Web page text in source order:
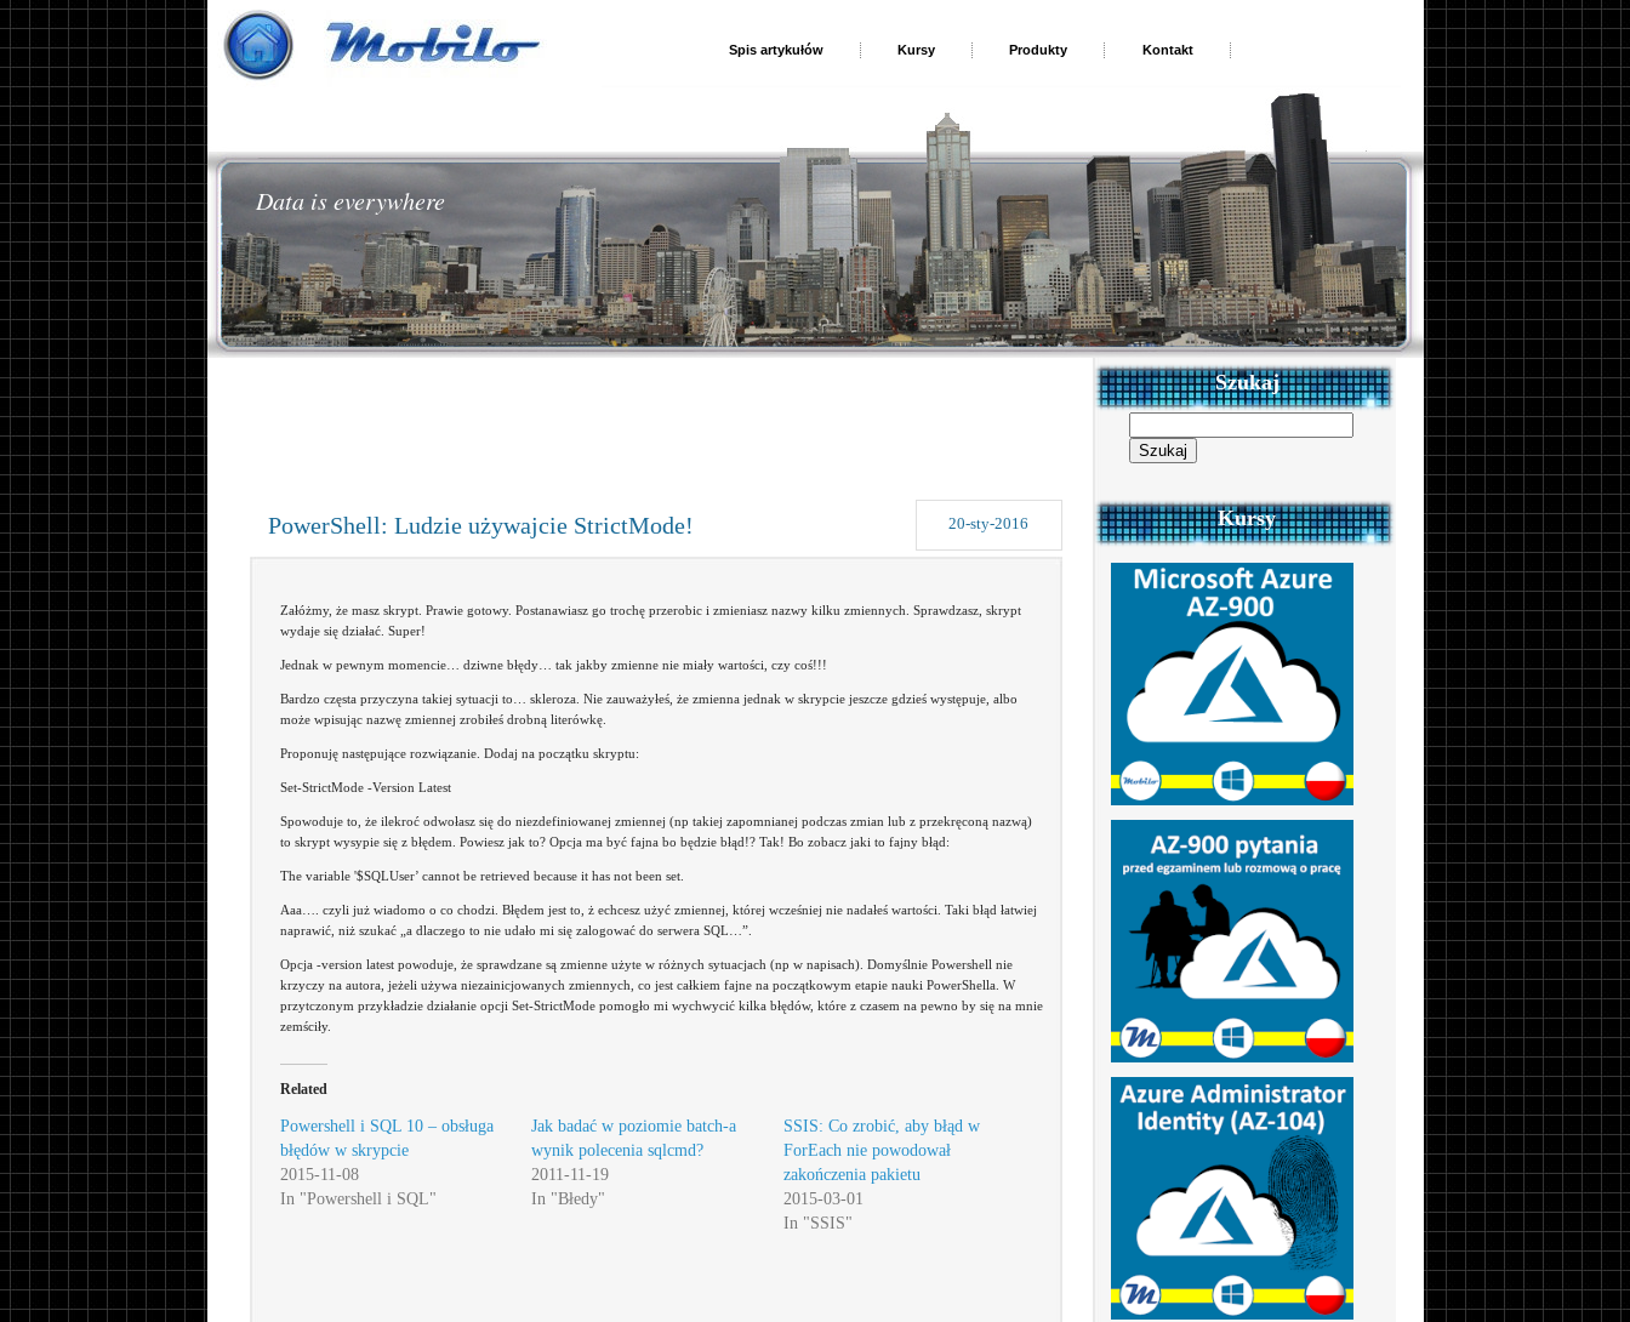
Spis artykułów Kursy Produkty Kontakt
Data is everywhere
PowerShell: Ludzie używajcie StrictMode! 20-sty-2016
Załóżmy, że masz skrypt. Prawie gotowy. Postanawiasz go trochę przerobic i zmieniasz nazwy kilku zmiennych. Sprawdzasz, skrypt
wydaje się działać. Super!
Jednak w pewnym momencie… dziwne błędy… tak jakby zmienne nie miały wartości, czy coś!!!
Bardzo częsta przyczyna takiej sytuacji to… skleroza. Nie zauważyłeś, że zmienna jednak w skrypcie jeszcze gdzieś występuje, albo
może wpisując nazwę zmiennej zrobiłeś drobną literówkę.
Proponuję następujące rozwiązanie. Dodaj na początku skryptu:
Set-StrictMode -Version Latest
Spowoduje to, że ilekroć odwołasz się do niezdefiniowanej zmiennej (np takiej zapomnianej podczas zmian lub z przekręconą nazwą)
to skrypt wysypie się z błędem. Powiesz jak to? Opcja ma być fajna bo będzie błąd!? Tak! Bo zobacz jaki to fajny błąd:
The variable '$SQLUser’ cannot be retrieved because it has not been set.
Aaa…. czyli już wiadomo o co chodzi. Błędem jest to, ż echcesz użyć zmiennej, której wcześniej nie nadałeś wartości. Taki błąd łatwiej
naprawić, niż szukać „a dlaczego to nie udało mi się zalogować do serwera SQL…”.
Opcja -version latest powoduje, że sprawdzane są zmienne użyte w różnych sytuacjach (np w napisach). Domyślnie Powershell nie
krzyczy na autora, jeżeli używa niezainicjowanych zmiennych, co jest całkiem fajne na początkowym etapie nauki PowerShella. W
przytczonym przykładzie działanie opcji Set-StrictMode pomogło mi wychwycić kilka błędów, które z czasem na pewno by się na mnie
zemściły.
Related
Powershell i SQL 10 – obsługa
błędów w skrypcie
2015-11-08
In "Powershell i SQL"
Jak badać w poziomie batch-a
wynik polecenia sqlcmd?
2011-11-19
In "Błedy"
SSIS: Co zrobić, aby błąd w
ForEach nie powodował
zakończenia pakietu
2015-03-01
In "SSIS"
Szukaj
Kursy